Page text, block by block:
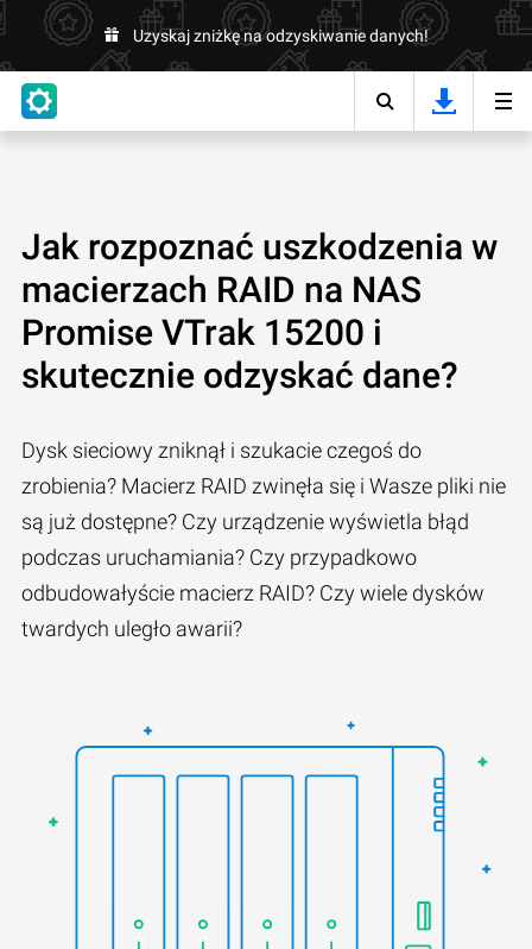
Uzyskaj zniżkę na odzyskiwanie danych!
Jak rozpoznać uszkodzenia w
macierzach RAID na NAS
Promise VTrak 15200 i
skutecznie odzyskać dane?
Dysk sieciowy zniknął i szukacie czegoś do
zrobienia? Macierz RAID zwinęła się i Wasze pliki nie
są już dostępne? Czy urządzenie wyświetla błąd
podczas uruchamiania? Czy przypadkowo
odbudowałyście macierz RAID? Czy wiele dysków
twardych uległo awarii?